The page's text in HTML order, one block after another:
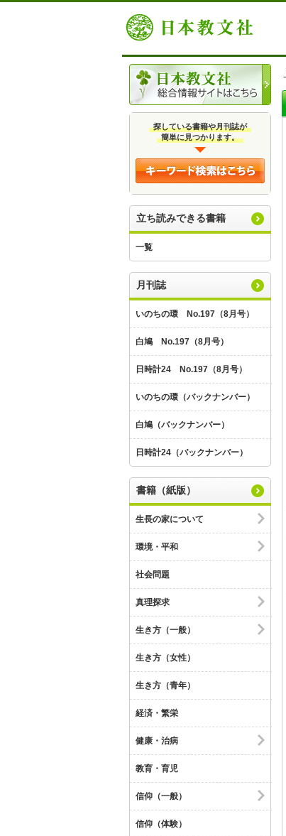
探している書籍や月刊誌が
簡単に見つかります。
立ち読みできる書籍
一覧
月刊誌
いのちの環 No.197（8月号）
白鳩 No.197（8月号）
日時計24 No.197（8月号）
いのちの環（バックナンバー）
白鳩（バックナンバー）
日時計24（バックナンバー）
書籍（紙版）
生長の家について
環境・平和
社会問題
真理探求
生き方（一般）
生き方（女性）
生き方（青年）
経済・繁栄
健康・治病
教育・育児
信仰（一般）
信仰（体験）